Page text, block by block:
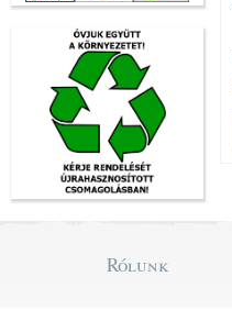
Rólunk